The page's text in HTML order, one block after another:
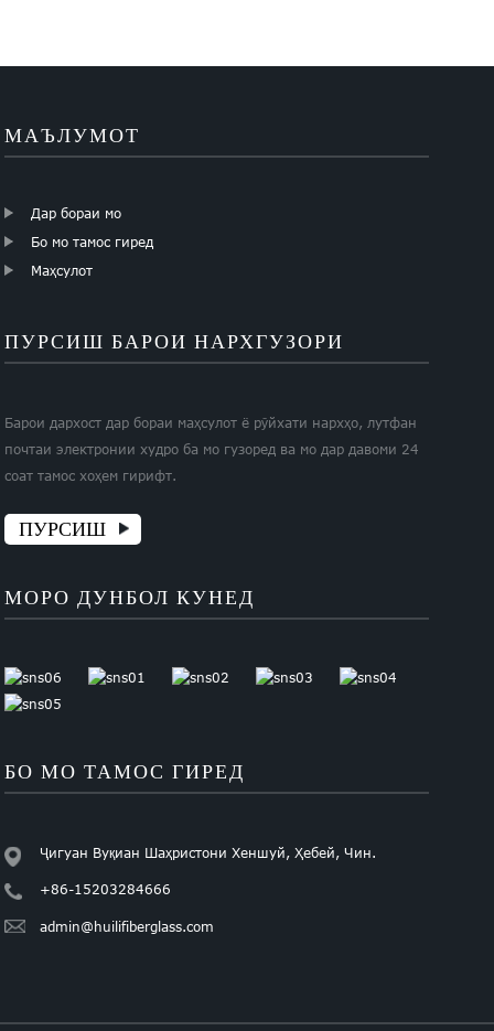
МАЪЛУМОТ
Дар бораи мо
Бо мо тамос гиред
Маҳсулот
ПУРСИШ БАРОИ НАРХГУЗОРИ
Барои дархост дар бораи маҳсулот ё рӯйхати нархҳо, лутфан
почтаи электронии худро ба мо гузоред ва мо дар давоми 24
соат тамос хоҳем гирифт.
ПУРСИШ
МОРО ДУНБОЛ КУНЕД
БО МО ТАМОС ГИРЕД
Ҷигуан Вуқиан Шаҳристони Хеншуй, Ҳебей, Чин.
+86-15203284666
admin@huilifiberglass.com